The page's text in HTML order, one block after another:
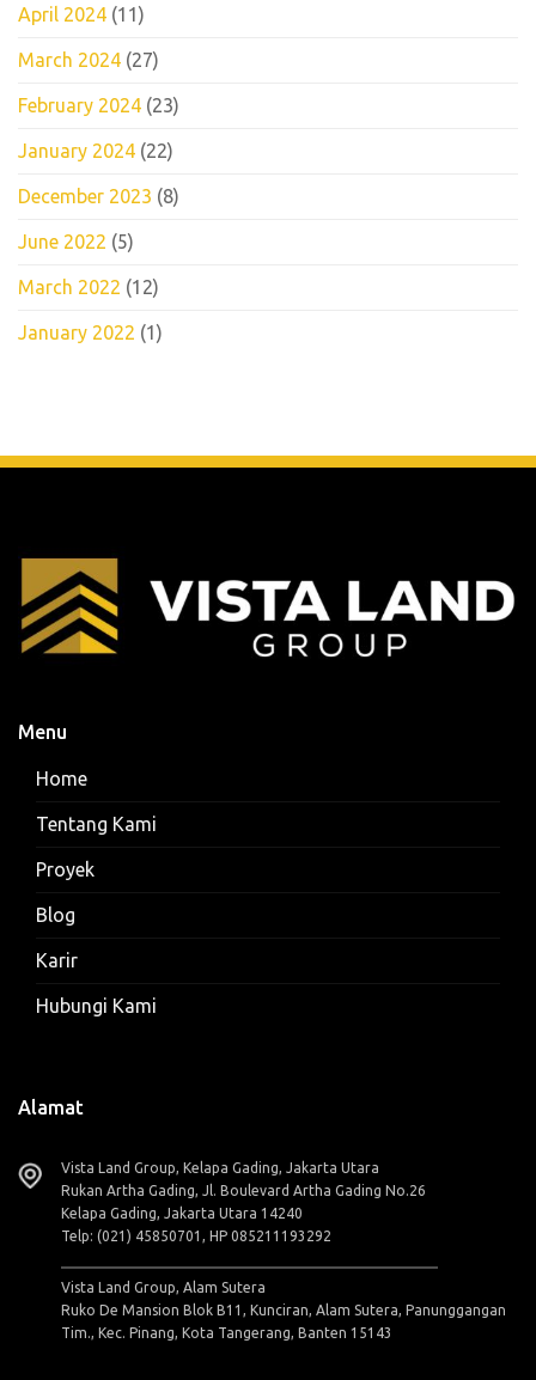
April 2024 (11)
March 2024 (27)
February 2024 (23)
January 2024 (22)
December 2023 (8)
June 2022 (5)
March 2022 (12)
January 2022 (1)
Menu
Home
Tentang Kami
Proyek
Blog
Karir
Hubungi Kami
Alamat
Vista Land Group, Kelapa Gading, Jakarta Utara
Rukan Artha Gading, Jl. Boulevard Artha Gading No.26
Kelapa Gading, Jakarta Utara 14240
Telp: (021) 45850701, HP 085211193292
Vista Land Group, Alam Sutera
Ruko De Mansion Blok B11, Kunciran, Alam Sutera, Panunggangan
Tim., Kec. Pinang, Kota Tangerang, Banten 15143